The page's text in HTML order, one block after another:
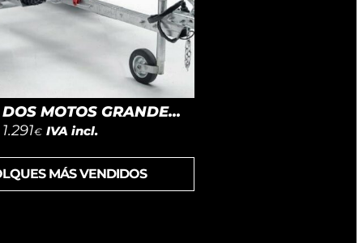
MOTOS GRANDE...
1.291€ IVA incl.
MÁS VENDIDOS